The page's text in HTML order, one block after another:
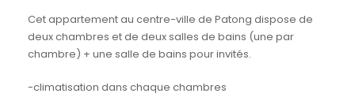
Cet appartement au centre-ville de Patong dispose de
deux chambres et de deux salles de bains (une par
chambre) + une salle de bains pour invités.
-climatisation dans chaque chambres